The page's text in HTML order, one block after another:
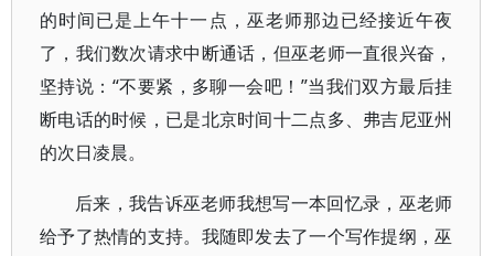
的时间已是上午十一点，巫老师那边已经接近午夜
了，我们数次请求中断通话，但巫老师一直很兴奋，
坚持说：“不要紧，多聊一会吧！”当我们双方最后挂
断电话的时候，已是北京时间十二点多、弗吉尼亚州
的次日凌晨。
后来，我告诉巫老师我想写一本回忆录，巫老师
给予了热情的支持。我随即发去了一个写作提纲，巫